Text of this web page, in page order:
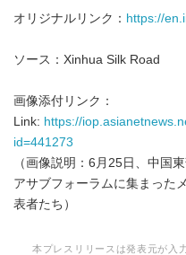
オリジナルリンク： https://
ソース：Xinhua Silk Road
画像添付リンク：
Link: https://
id=441273
（画像説明：6月25日、中国
アサブフォーラムに集まった
表者たち）
本プレスリリースは発表元が入